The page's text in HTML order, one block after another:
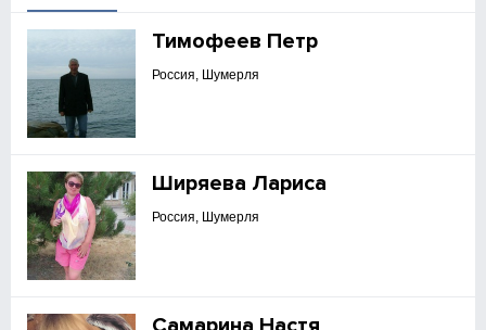
Тимофеев Петр
Россия, Шумерля
Ширяева Лариса
Россия, Шумерля